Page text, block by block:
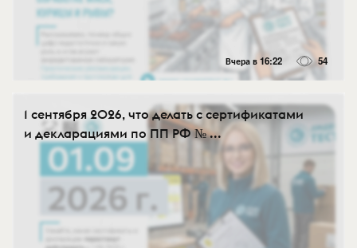
Вчера в 16:22 54
1 сентября 2026, что делать с сертификатами
и декларациями по ПП РФ № ...